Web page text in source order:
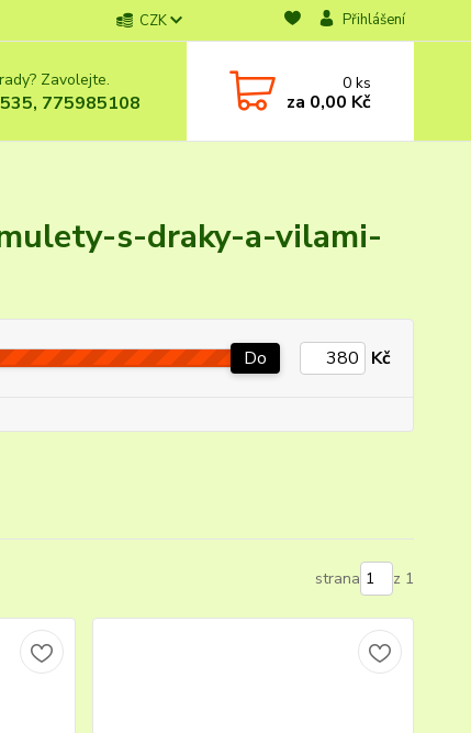
CZK Přihlášení
Zavolejte.
775985108
0ks
za 0,00 Kč
s-draky-a-vilami-
Do Kč
strana z 1